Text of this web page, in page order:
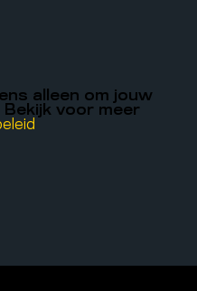
alleen om jouw
Bekijk voor meer